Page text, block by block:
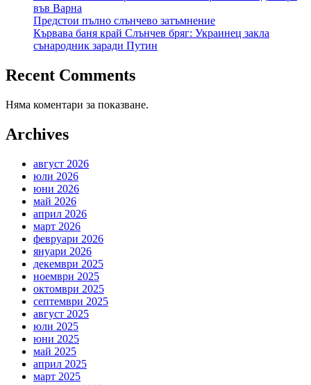
във Варна
Предстои пълно слънчево затъмнение
Кървава баня край Слънчев бряг: Украинец закла
сънародник заради Путин
Recent Comments
Няма коментари за показване.
Archives
август 2026
юли 2026
юни 2026
май 2026
април 2026
март 2026
февруари 2026
януари 2026
декември 2025
ноември 2025
октомври 2025
септември 2025
август 2025
юли 2025
юни 2025
май 2025
април 2025
март 2025